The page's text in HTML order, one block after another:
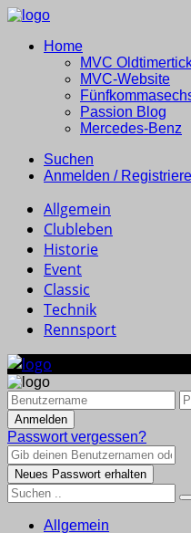
Home
MVC
MVC-Website
Passion Blog
Mercedes-Benz
Suchen
Anmelden /
Allgemein
Clubleben
Historie
Event
Classic
Technik
Rennsport
Passwort vergessen?
Allgemein